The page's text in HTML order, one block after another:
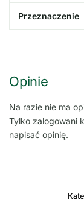
Przeznaczenie
Opinie
Na razie nie ma
Tylko zalogowani
napisać opinię.